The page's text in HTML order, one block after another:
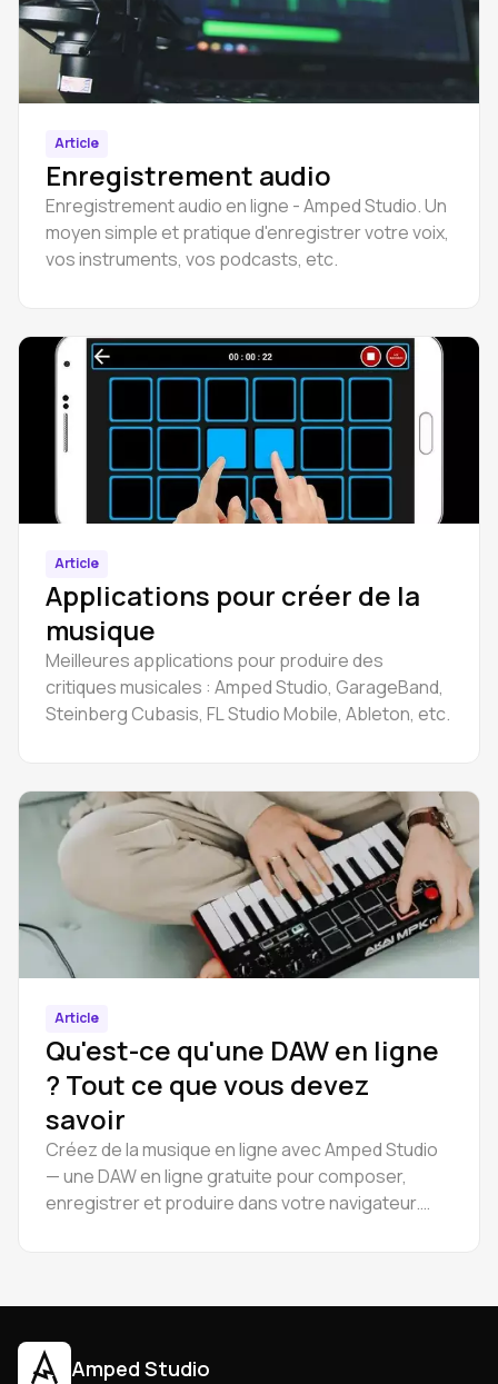
Article
Enregistrement audio
Enregistrement audio en ligne - Amped Studio. Un
moyen simple et pratique d'enregistrer votre voix,
vos instruments, vos podcasts, etc.
Article
Applications pour créer de la
musique
Meilleures applications pour produire des
critiques musicales : Amped Studio, GarageBand,
Steinberg Cubasis, FL Studio Mobile, Ableton, etc.
Article
Qu'est-ce qu'une DAW en ligne
? Tout ce que vous devez
savoir
Créez de la musique en ligne avec Amped Studio
— une DAW en ligne gratuite pour composer,
enregistrer et produire dans votre navigateur.
Amped Studio